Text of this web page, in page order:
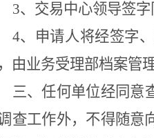
3、交易中心领导签字
4、申请人将经签字
，由业务受理部档案管
三、任何单位经同意
查工作外，不得随意